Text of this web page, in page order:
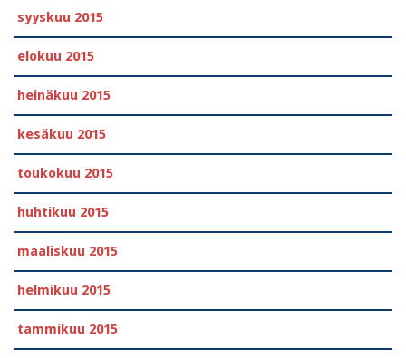
syyskuu 2015
elokuu 2015
heinäkuu 2015
kesäkuu 2015
toukokuu 2015
huhtikuu 2015
maaliskuu 2015
helmikuu 2015
tammikuu 2015